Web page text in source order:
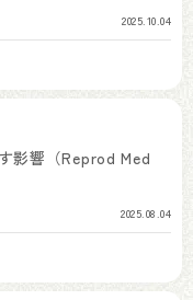
2025.10.04
影響（Reprod Med
2025.08.04